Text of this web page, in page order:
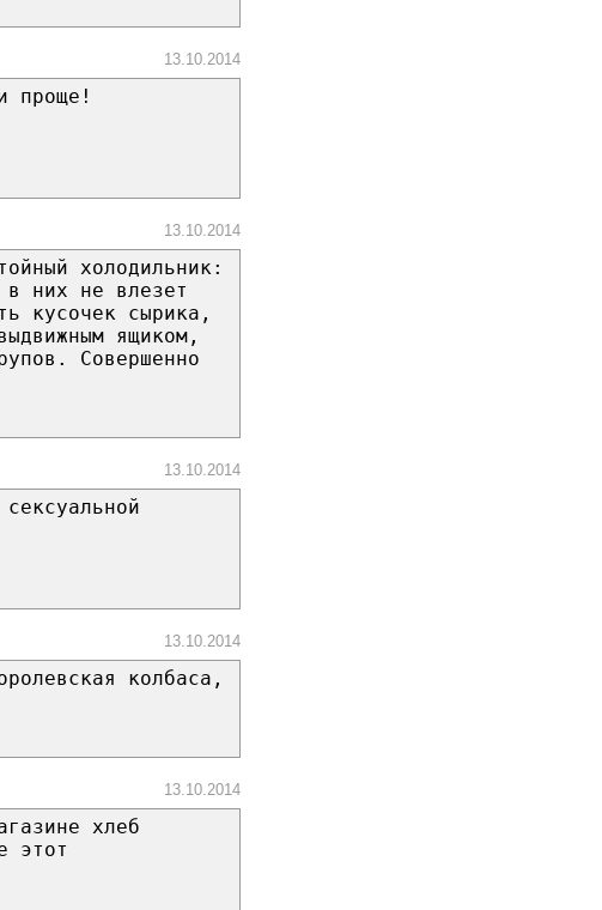
13.10.2014
проще!
13.10.2014
холодильник:
в них не влезет
кусочек сырика,
ящиком,
Совершенно
13.10.2014
13.10.2014
колбаса,
13.10.2014
хлеб
этот